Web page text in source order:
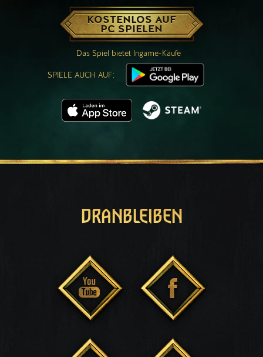
KOSTENLOS AUF
PC SPIELEN
Das Spiel bietet Ingame-Käufe
SPIELE AUCH AUF:
DRANBLEIBEN